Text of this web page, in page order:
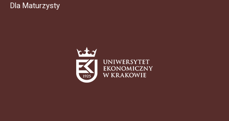
Dla Maturzysty